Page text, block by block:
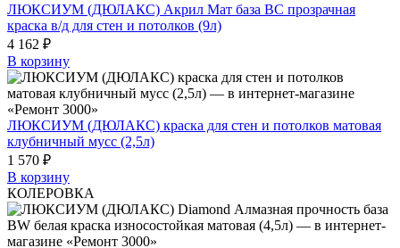
ЛЮКСИУМ (ДЮЛАКС) Акрил Мат база BC прозрачная
краска в/д для стен и потолков (9л)
4 162 ₽
В корзину
ЛЮКСИУМ (ДЮЛАКС) краска для стен и потолков матовая
клубничный мусс (2,5л)
1 570 ₽
В корзину
КОЛЕРОВКА